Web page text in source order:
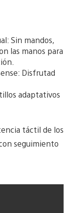
Sin mandos,
las manos para
Disfrutad
adaptativos
táctil de los
seguimiento